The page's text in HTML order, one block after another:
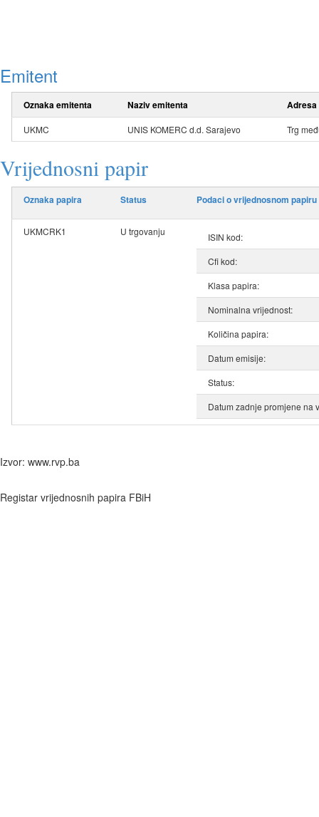
Emitent
Oznaka emitenta Naziv emitenta Adresa
UKMC UNIS KOMERC d.d. Sarajevo Trg
Vrijednosni papir
Oznaka papira Status Podaci o vrijednosnom papiru
UKMCRK1 U trgovanju
ISIN kod:
Cfi kod:
Klasa papira:
Nominalna vrijednost:
Količina papira:
Datum emisije:
Status:
Datum zadnje promjene na
Izvor: www.rvp.ba
Registar vrijednosnih papira FBiH